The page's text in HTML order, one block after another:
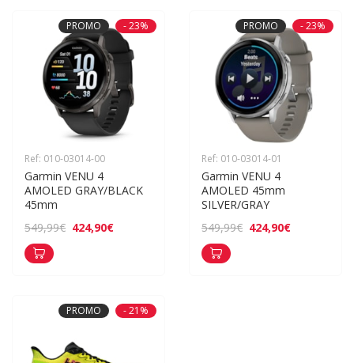
PROMO - 23%
Ref: 010-03014-00
Garmin VENU 4
AMOLED GRAY/BLACK
45mm
549,99€ 424,90€
PROMO - 23%
Ref: 010-03014-01
Garmin VENU 4
AMOLED 45mm
SILVER/GRAY
549,99€ 424,90€
PROMO - 21%